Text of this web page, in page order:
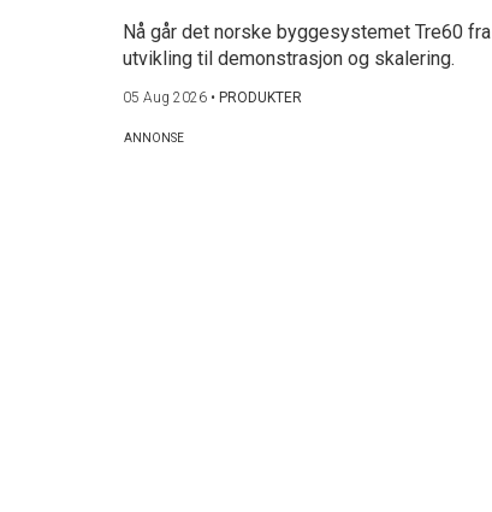
Nå går det norske byggesystemet Tre60 fra
utvikling til demonstrasjon og skalering.
05 Aug 2026 • PRODUKTER